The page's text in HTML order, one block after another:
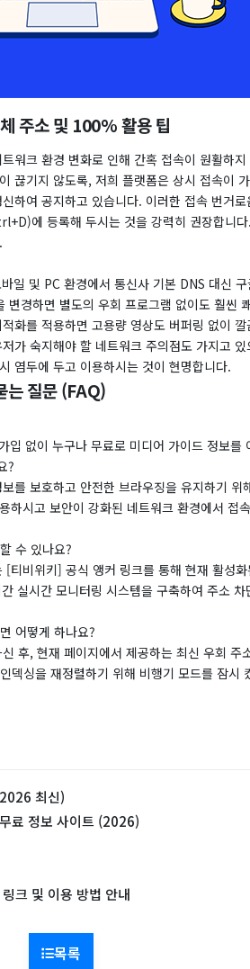
주소 및 100% 활용 팁
워크 환경 변화로 인해 간혹 접속이 원활하
끊기지 않도록, 저희 플랫폼은 상시 접속이
하여 공지하고 있습니다. 이러한 접속 번거
에 등록해 두시는 것을 강력히 권장합니
일 및 PC 환경에서 통신사 기본 DNS 대신
경하면 별도의 우회 프로그램 없이도 훨씬
화를 적용하면 고용량 영상도 버퍼링 없이
가 숙지해야 할 네트워크 주의점도 가지고
염두에 두고 이용하시는 것이 현명합니다.
는 질문 (FAQ)
없이 누구나 무료로 미디어 가이드 정보를
?
를 보호하고 안전한 브라우징을 유지하기 위
하시고 보안이 강화된 네트워크 환경에서 접
수 있나요?
티비위키] 공식 앵커 링크를 통해 현재 활성
실시간 모니터링 시스템을 구축하여 주소
어떻게 하나요?
후, 현재 페이지에서 제공하는 최신 우회 주
덱싱을 재정렬하기 위해 비행기 모드를 잠시
최신)
료 정보 사이트 (2026)
크 및 이용 방법 안내
목록